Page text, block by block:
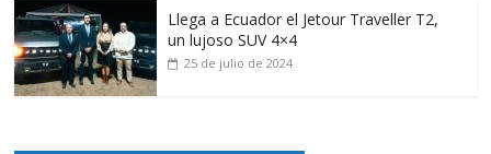
Llega a Ecuador el Jetour Traveller T2,
un lujoso SUV 4×4
25 de julio de 2024